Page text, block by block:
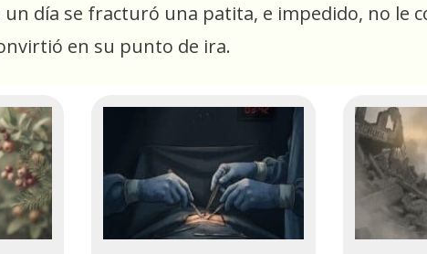
día se fracturó una patita, e impedido, no le
en su punto de ira.